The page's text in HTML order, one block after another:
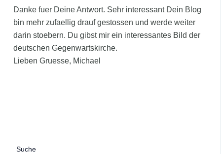
Danke fuer Deine Antwort. Sehr interessant Dein Blog
bin mehr zufaellig drauf gestossen und werde weiter
darin stoebern. Du gibst mir ein interessantes Bild der
deutschen Gegenwartskirche.
Lieben Gruesse, Michael
Suche